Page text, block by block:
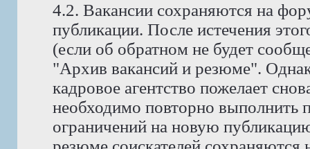
4.2. Вакансии сохраняются на
публикации. После истечения
(если об обратном не будет
"Архив вакансий и резюме".
кадровое агентство пожелает
необходимо повторно выполнить
ограничений на новую